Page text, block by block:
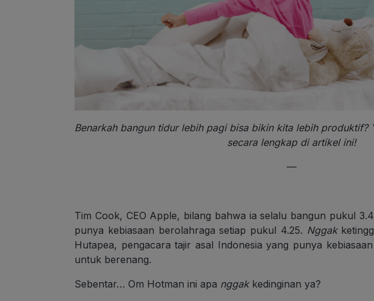
Benarkah bangun tidur lebih pagi bisa bikin kita lebih produktif?
secara lengkap di artikel ini!
—
Tim Cook, CEO Apple, bilang bahwa ia selalu bangun pukul
punya kebiasaan berolahraga setiap pukul 4.25. Nggak
Hutapea, pengacara tajir asal Indonesia yang punya
untuk berenang.
Sebentar… Om Hotman ini apa nggakkedinginan ya?